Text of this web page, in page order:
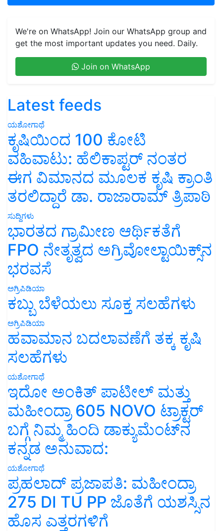
We're on WhatsApp! Join our WhatsApp group and
get the most important updates you need. Daily.
Join on WhatsApp
Latest feeds
ಯಶೋಗಾಥೆ
ಕೃಷಿಯಿಂದ 100 ಕೋಟಿ
ವಹಿವಾಟು: ಹೆಲಿಕಾಪ್ಟರ್ ನಂತರ
ಈಗ ವಿಮಾನದ ಮೂಲಕ ಕೃಷಿ ಕ್ರಾಂತಿ
ತರಲಿದ್ದಾರೆ ಡಾ. ರಾಜಾರಾಮ್ ತ್ರಿಪಾಠಿ
ಸುದ್ದಿಗಳು
ಭಾರತದ ಗ್ರಾಮೀಣ ಆರ್ಥಿಕತೆಗೆ
FPO ನೇತೃತ್ವದ ಅಗ್ರಿವೋಲ್ಟಾಯಿಕ್ಸ್‌ನ
ಭರವಸೆ
ಅಗ್ರಿಪಿಡಿಯಾ
ಕಬ್ಬು ಬೆಳೆಯಲು ಸೂಕ್ತ ಸಲಹೆಗಳು
ಅಗ್ರಿಪಿಡಿಯಾ
ಹವಾಮಾನ ಬದಲಾವಣೆಗೆ ತಕ್ಕ ಕೃಷಿ
ಸಲಹೆಗಳು
ಯಶೋಗಾಥೆ
ಇದೋ ಅಂಕಿತ್ ಪಾಟೀಲ್ ಮತ್ತು
ಮಹೀಂದ್ರಾ 605 NOVO ಟ್ರಾಕ್ಟರ್
ಬಗ್ಗೆ ನಿಮ್ಮ ಹಿಂದಿ ಡಾಕ್ಯುಮೆಂಟ್‌ನ
ಕನ್ನಡ ಅನುವಾದ:
ಯಶೋಗಾಥೆ
ಪ್ರಹಲಾದ್ ಪ್ರಜಾಪತಿ: ಮಹೀಂದ್ರಾ
275 DI TU PP ಜೊತೆಗೆ ಯಶಸ್ಸಿನ
ಹೊಸ ಎತ್ತರಗಳಿಗೆ